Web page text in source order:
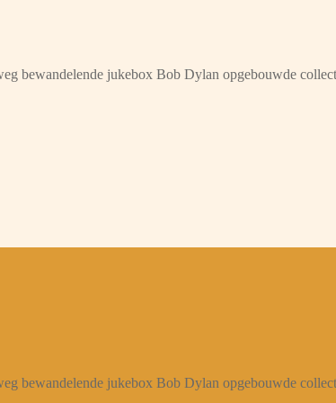
bewandelende jukebox Bob Dylan opgebouwde
bewandelende jukebox Bob Dylan opgebouwde